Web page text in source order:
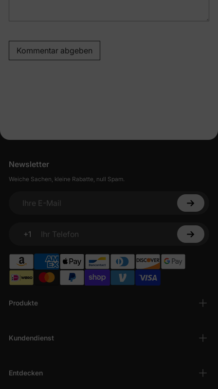
Kommentar abgeben
Produkte
Kundendienst
Entdecken
Newsletter
Weiche Sachen, kleine Rabatte, null Spam.
Ihre E-Mail
+1
Ihr Telefon